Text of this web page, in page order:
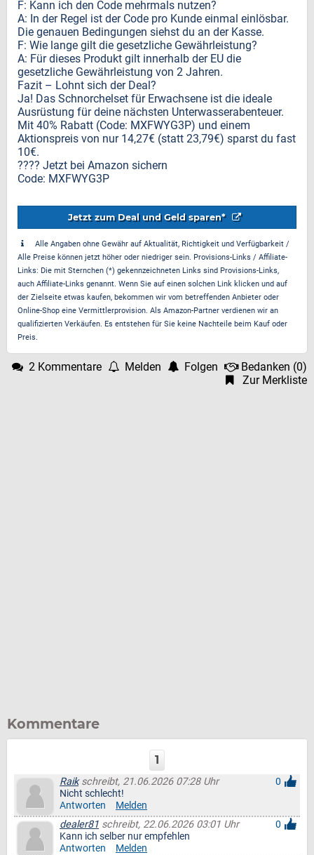
F: Kann ich den Code mehrmals nutzen?
A: In der Regel ist der Code pro Kunde einmal einlösbar.
Die genauen Bedingungen siehst du an der Kasse.
F: Wie lange gilt die gesetzliche Gewährleistung?
A: Für dieses Produkt gilt innerhalb der EU die
gesetzliche Gewährleistung von 2 Jahren.
Fazit – Lohnt sich der Deal?
Ja! Das Schnorchelset für Erwachsene ist die ideale
Ausrüstung für deine nächsten Unterwasserabenteuer.
Mit 40% Rabatt (Code: MXFWYG3P) und einem
Aktionspreis von nur 14,27€ (statt 23,79€) sparst du fast
10€.
???? Jetzt bei Amazon sichern
Code: MXFWYG3P
Jetzt zum Deal und Geld sparen*
Alle Angaben ohne Gewähr auf Aktualität, Richtigkeit und Verfügbarkeit /
Alle Preise können jetzt höher oder niedriger sein. Provisions-Links / Affiliate-
Links: Die mit Sternchen (*) gekennzeichneten Links sind Provisions-Links,
auch Affiliate-Links genannt. Wenn Sie auf einen solchen Link klicken und auf
der Zielseite etwas kaufen, bekommen wir vom betreffenden Anbieter oder
Online-Shop eine Vermittlerprovision. Als Amazon-Partner verdienen wir an
qualifizierten Verkäufen. Es entstehen für Sie keine Nachteile beim Kauf oder
Preis.
2 Kommentare Melden Folgen Bedanken (0)
Zur Merkliste
Kommentare
1
Raikschreibt, 21.06.2026 07:28 Uhr
0
Nicht schlecht!
Antworten
Melden
dealer81 schreibt, 22.06.2026 03:01 Uhr
0
Kann ich selber nur empfehlen
Antworten
Melden